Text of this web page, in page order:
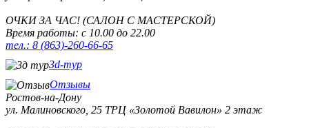
ОЧКИ ЗА ЧАС! (САЛОН С МАСТЕРСКОЙ)
Время работы: с 10.00 до 22.00
тел.: 8 (863)-260-66-65
3d-тур
Отзывы
Ростов-на-Дону
ул. Малиновского, 25 ТРЦ «Золотой Вавилон» 2 этаж